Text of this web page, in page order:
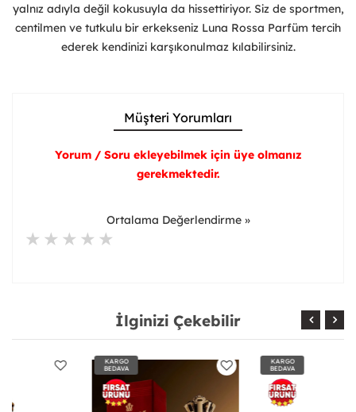
yalnız adıyla değil kokusuyla da hissettiriyor. Siz de sportmen,
centilmen ve tutkulu bir erkekseniz Luna Rossa Parfüm tercih
ederek kendinizi karşıkonulmaz kılabilirsiniz.
Müşteri Yorumları
Yorum / Soru ekleyebilmek için üye olmanız
gerekmektedir.
Ortalama Değerlendirme »
İlginizi Çekebilir
KARGO
BEDAVA
KARGO
BEDAVA